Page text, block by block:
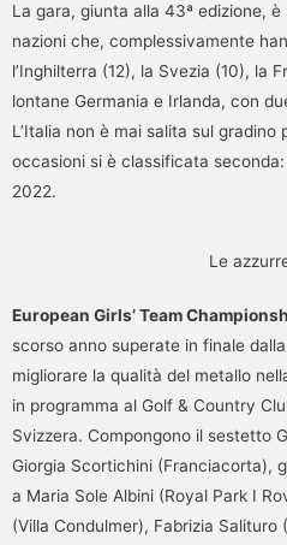
La gara, giunta alla 43ª edizione,
nazioni che, complessivamente
l’Inghilterra (12), la Svezia (10), la
lontane Germania e Irlanda, con
L’Italia non è mai salita sul
occasioni si è classificata seconda:
2022.
Le
European Girls’ Team
scorso anno superate in finale
migliorare la qualità del metallo
in programma al Golf & Country
Svizzera. Compongono il sestetto
Giorgia Scortichini (Franciacorta),
a Maria Sole Albini (Royal Park I
(Villa Condulmer), Fabrizia Salituro